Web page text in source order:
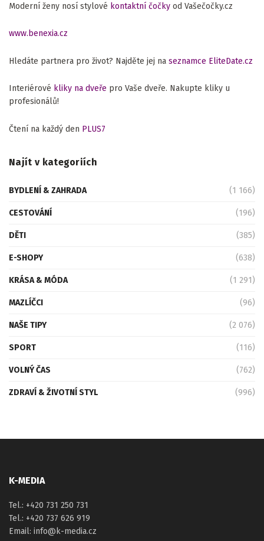
Moderní ženy nosí stylové kontaktní čočky od Vašečočky.cz
www.benexia.cz
Hledáte partnera pro život? Najděte jej na seznamce EliteDate.cz
Interiérové kliky na dveře pro Vaše dveře. Nakupte kliky u
profesionálů!
Čtení na každý den PLUS7
Najít v kategoriích
BYDLENÍ & ZAHRADA (1 166)
CESTOVÁNÍ (196)
DĚTI (385)
E-SHOPY (638)
KRÁSA & MÓDA (1 291)
MAZLÍČCI (96)
NAŠE TIPY (2 076)
SPORT (116)
VOLNÝ ČAS (762)
ZDRAVÍ & ŽIVOTNÍ STYL (996)
K-MEDIA
Tel.: +420 731 250 731
Tel.: +420 737 626 919
Email: info@k-media.cz